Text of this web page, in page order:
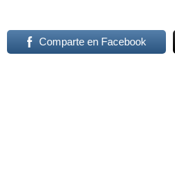
Comparte en Facebook